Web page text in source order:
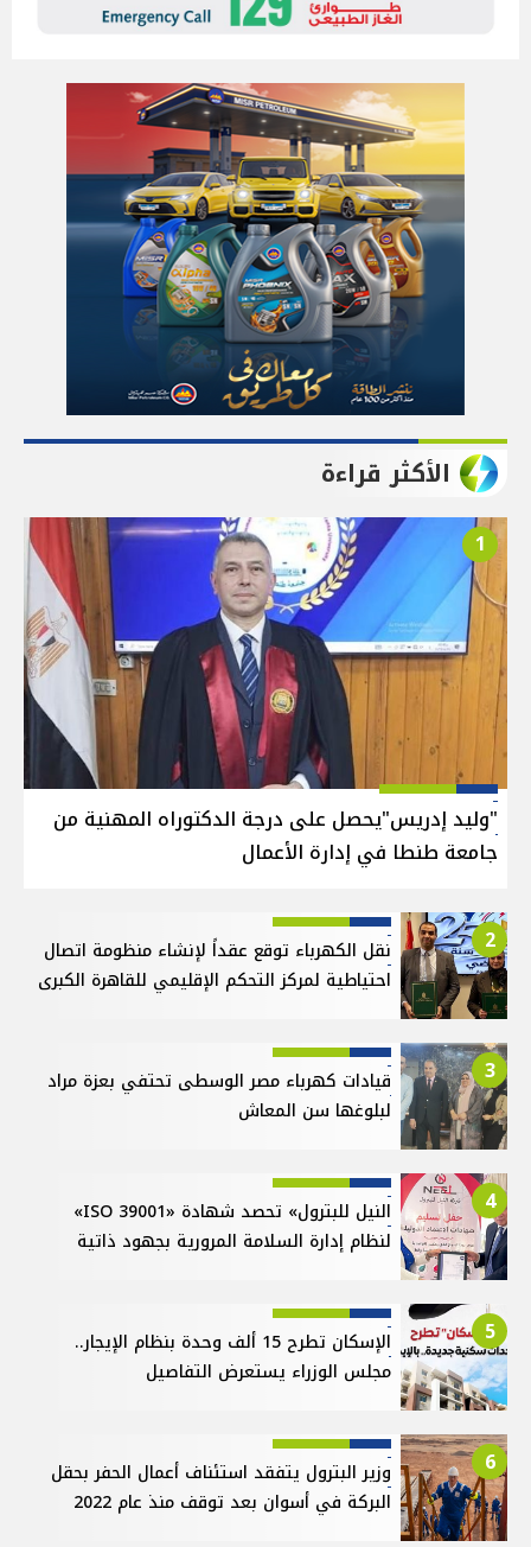
الأكثر قراءة
1
"وليد إدريس"يحصل على درجة الدكتوراه المهنية من
جامعة طنطا في إدارة الأعمال
2
نقل الكهرباء توقع عقداً لإنشاء منظومة اتصال
احتياطية لمركز التحكم الإقليمي للقاهرة الكبرى
3
قيادات كهرباء مصر الوسطى تحتفي بعزة مراد
لبلوغها سن المعاش
4
النيل للبترول» تحصد شهادة «ISO 39001»
لنظام إدارة السلامة المرورية بجهود ذاتية
5
الإسكان تطرح 15 ألف وحدة بنظام الإيجار..
مجلس الوزراء يستعرض التفاصيل
6
وزير البترول يتفقد استئناف أعمال الحفر بحقل
البركة في أسوان بعد توقف منذ عام 2022